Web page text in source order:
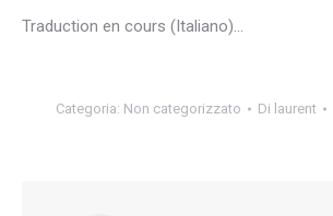
Traduction en cours (Italiano)…
Categoria: Non categorizzato Di laurent